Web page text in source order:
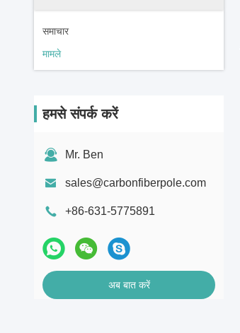
समाचार
मामले
हमसे संपर्क करें
Mr. Ben
sales@carbonfiberpole.com
+86-631-5775891
अब बात करें